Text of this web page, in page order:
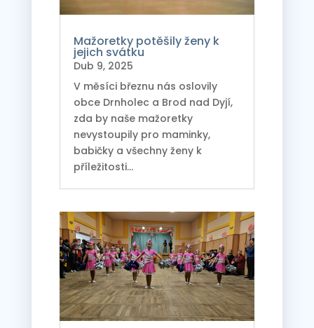
Mažoretky potěšily ženy k
jejich svátku
Dub 9, 2025
V měsíci březnu nás oslovily
obce Drnholec a Brod nad Dyjí,
zda by naše mažoretky
nevystoupily pro maminky,
babičky a všechny ženy k
příležitosti...